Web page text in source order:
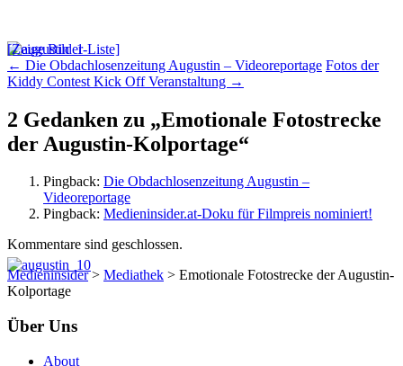
[Zeige Bilder-Liste]
Beitrags-
Navigation
← Die Obdachlosenzeitung Augustin – Videoreportage Fotos der
Kiddy Contest Kick Off Veranstaltung →
2 Gedanken zu „Emotionale Fotostrecke
der Augustin-Kolportage“
Pingback: Die Obdachlosenzeitung Augustin –
Videoreportage
Pingback: Medieninsider.at-Doku für Filmpreis nominiert!
Kommentare sind geschlossen.
Medieninsider> Mediathek > Emotionale Fotostrecke der Augustin-
Kolportage
Über Uns
About